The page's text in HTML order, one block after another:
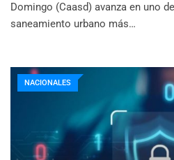
Domingo (Caasd) avanza en uno
saneamiento urbano más…
NACIONALES